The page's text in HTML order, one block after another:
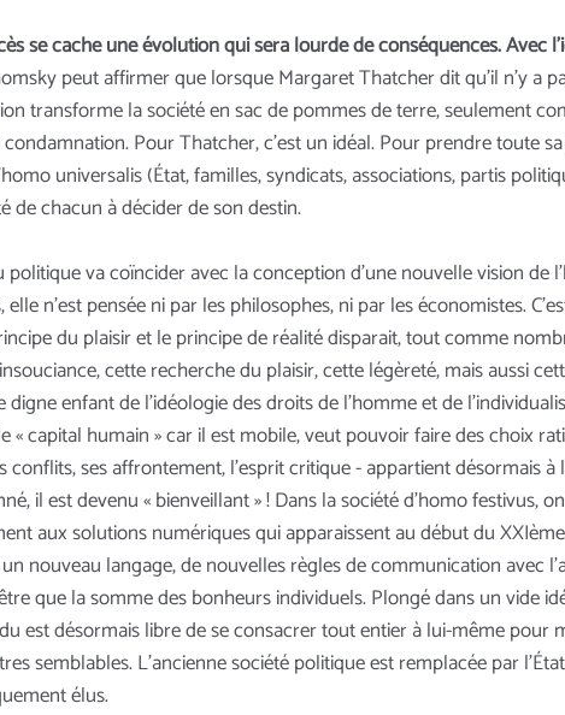
se cache une évolution qui sera lourde de conséquences.
peut affirmer que lorsque Margaret Thatcher dit qu’il n’y a
transforme la société en sac de pommes de terre, seulement
Pour Thatcher, c’est un idéal. Pour prendre toute
universalis (État, familles, syndicats, associations, partis
de chacun à décider de son destin.
va coïncider avec la conception d’une nouvelle vision
n’est pensée ni par les philosophes, ni par les économistes.
du plaisir et le principe de réalité disparait, tout comme
cette recherche du plaisir, cette légèreté, mais aussi
enfant de l’idéologie des droits de l’homme et de
« capital humain » car il est mobile, veut pouvoir faire des choix
conflits, ses affrontement, l’esprit critique - appartient désormais
il est devenu « bienveillant » ! Dans la société d’homo festivus,
aux solutions numériques qui apparaissent au début du
nouveau langage, de nouvelles règles de communication avec
que la somme des bonheurs individuels. Plongé dans un vide
est désormais libre de se consacrer tout entier à lui-même
semblables. L’ancienne société politique est remplacée par
élus.